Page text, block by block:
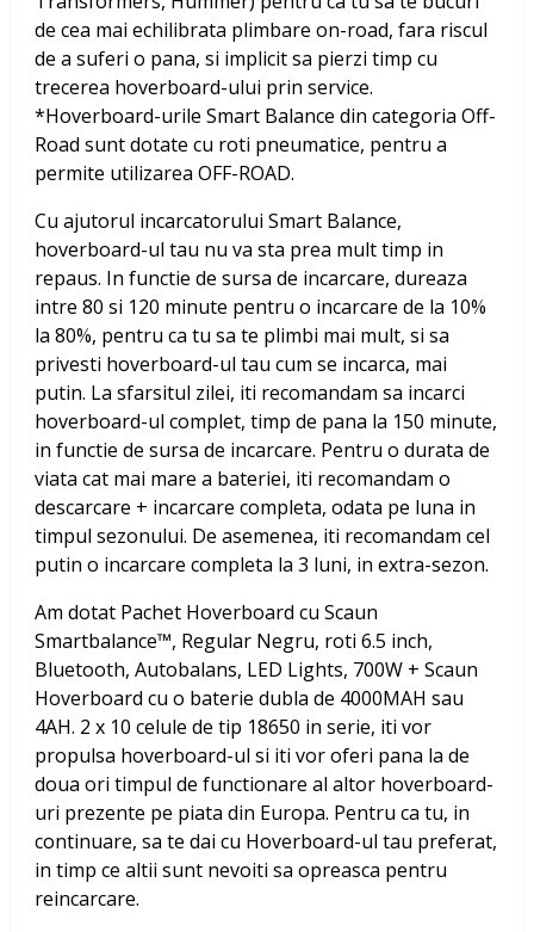
de cea mai echilibrata plimbare on-road, fara riscul
de a suferi o pana, si implicit sa pierzi timp cu
trecerea hoverboard-ului prin service.
*Hoverboard-urile Smart Balance din categoria Off-
Road sunt dotate cu roti pneumatice, pentru a
permite utilizarea OFF-ROAD.
Cu ajutorul incarcatorului Smart Balance,
hoverboard-ul tau nu va sta prea mult timp in
repaus. In functie de sursa de incarcare, dureaza
intre 80 si 120 minute pentru o incarcare de la 10%
la 80%, pentru ca tu sa te plimbi mai mult, si sa
privesti hoverboard-ul tau cum se incarca, mai
putin. La sfarsitul zilei, iti recomandam sa incarci
hoverboard-ul complet, timp de pana la 150 minute,
in functie de sursa de incarcare. Pentru o durata de
viata cat mai mare a bateriei, iti recomandam o
descarcare + incarcare completa, odata pe luna in
timpul sezonului. De asemenea, iti recomandam cel
putin o incarcare completa la 3 luni, in extra-sezon.
Am dotat Pachet Hoverboard cu Scaun
Smartbalance™, Regular Negru, roti 6.5 inch,
Bluetooth, Autobalans, LED Lights, 700W + Scaun
Hoverboard cu o baterie dubla de 4000MAH sau
4AH. 2 x 10 celule de tip 18650 in serie, iti vor
propulsa hoverboard-ul si iti vor oferi pana la de
doua ori timpul de functionare al altor hoverboard-
uri prezente pe piata din Europa. Pentru ca tu, in
continuare, sa te dai cu Hoverboard-ul tau preferat,
in timp ce altii sunt nevoiti sa opreasca pentru
reincarcare.